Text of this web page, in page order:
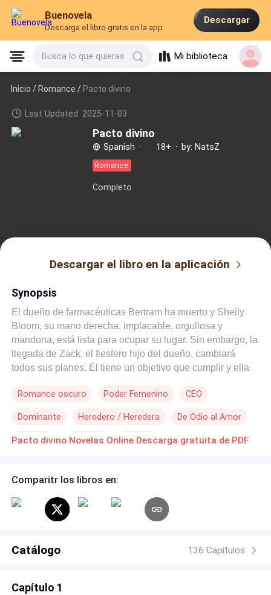
Buenovela
Descarga el libro gratis en la app
Descargar
Busca lo que quieras Mi biblioteca
Inicio /Romance / Pacto divino
Last Updated: 2025-11-03
Pacto divino
Spanish · 18+ · by: NatsZ
Romance
Completo
Descargar el libro en la aplicación
Synopsis
El dueño de farmacéuticas Bertram ha muerto y Sheily
Bloom, su mano derecha, implacable, orgullosa y
mandona, está lista para ocupar su lugar. Sin embargo, la
llegada de Zack, el fiestero hijo del dueño, cambiará
todos sus planes. Él tiene un objetivo que cumplir y ella
ningún hombre puede domar, se convierte en una
iglesia Pacto divino, donde no va precisamente a rezar.
Enemigos a muerte de día y… ¿amo y sumisa de noche?
el poder y el perdón, se mezclarán en una excitante
primero?
Romance oscuro Poder Femenino CEO
Dominante Heredero / Heredera De Odio al Amor
Misterio Venganza Perdón
Pacto divino Novelas Online Descarga gratuita de PDF
Comparitr los libros en:
Catálogo 136 Capítulos
Capítulo 1